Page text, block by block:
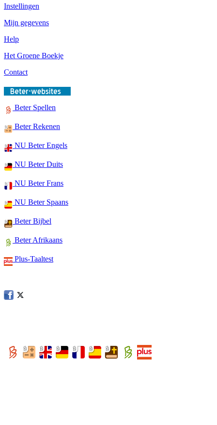
Instellingen
Mijn gegevens
Help
Het Groene Boekje
Contact
Beter Spellen
Beter Rekenen
NU Beter Engels
NU Beter Duits
NU Beter Frans
NU Beter Spaans
Beter Bijbel
Beter Afrikaans
Plus-Taaltest